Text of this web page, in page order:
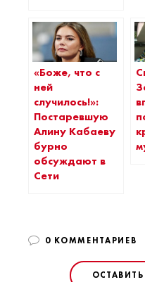
«Боже, что с
ней
случилось!»:
Постаревшую
Алину Кабаеву
бурно
обсуждают в
Сети
0 КОММЕНТАРИЕВ